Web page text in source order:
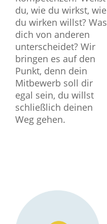
du, wie du wirkst, wie
du wirken willst? Was
dich von anderen
unterscheidet? Wir
bringen es auf den
Punkt, denn dein
Mitbewerb soll dir
egal sein, du willst
schließlich deinen
Weg gehen.